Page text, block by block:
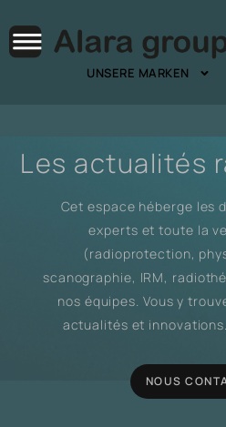
UNSERE MARKEN
Les actualités
Cet espace héberge les
experts et toute la
(radioprotection,
scanographie, IRM,
nos équipes. Vous y
actualités et
NOUS